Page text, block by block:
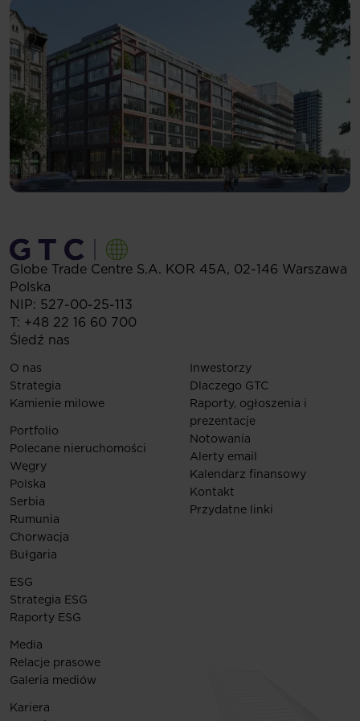
Globe Trade Centre S.A. KOR 45A, 02-146 Warszawa
Polska
NIP: 527-00-25-113
T: +48 22 16 60 700
Śledź nas
O nas
Strategia
Kamienie milowe
Portfolio
Polecane nieruchomości
Węgry
Polska
Serbia
Rumunia
Chorwacja
Bułgaria
Inwestorzy
Dlaczego GTC
Raporty, ogłoszenia i
prezentacje
Notowania
Alerty email
Kalendarz finansowy
Kontakt
Przydatne linki
ESG
Strategia ESG
Raporty ESG
Media
Relacje prasowe
Galeria mediów
Kariera